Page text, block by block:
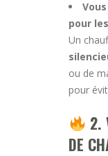
pour
Un
ou de
pour
2.
DE